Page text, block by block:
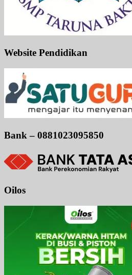
Website Pendidikan
Bank – 0881023095850
Oilos